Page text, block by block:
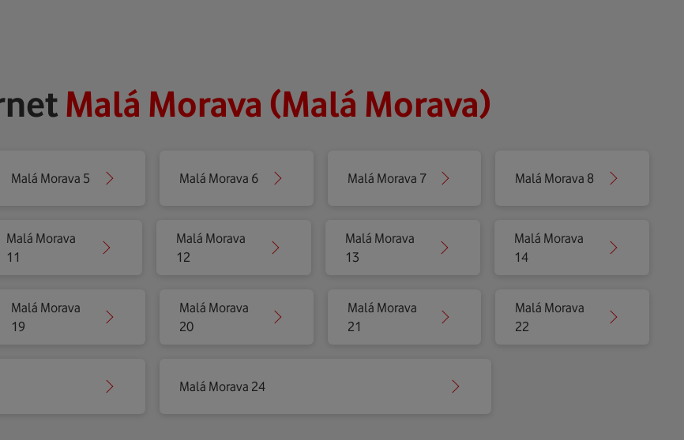
Malá Morava (Malá Morava)
Malá Morava 5 Malá Morava 6 Malá Morava 7 Malá Morava 8
Malá Morava
11
Malá Morava
12
Malá Morava
13
Malá Morava
14
Malá Morava
19
Malá Morava
20
Malá Morava
21
Malá Morava
22
Malá Morava 24